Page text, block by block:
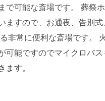
で可能な斎場です。 葬祭ホ
ますので、お通夜、告別式
非常に便利な斎場です。
可能ですのでマイクロバス
ます。